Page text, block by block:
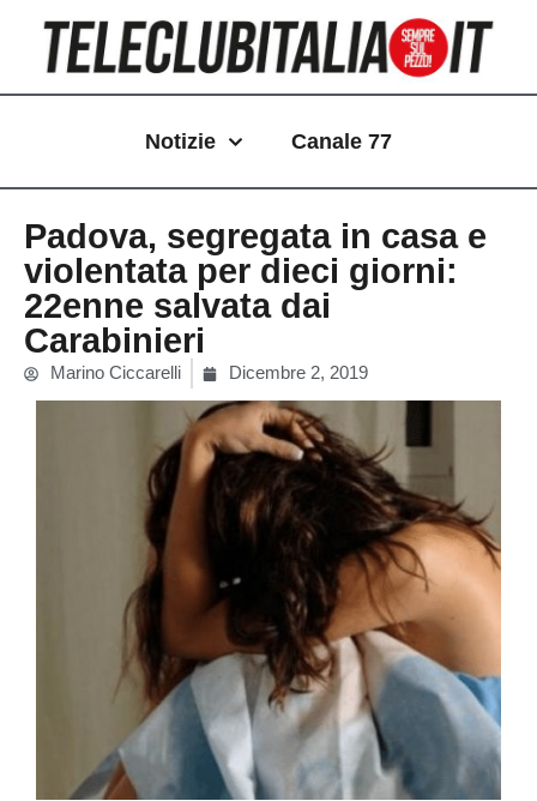
contenuto
Notizie Canale 77
Padova, segregata in casa e
violentata per dieci giorni:
22enne salvata dai
Carabinieri
Marino Ciccarelli Dicembre 2, 2019